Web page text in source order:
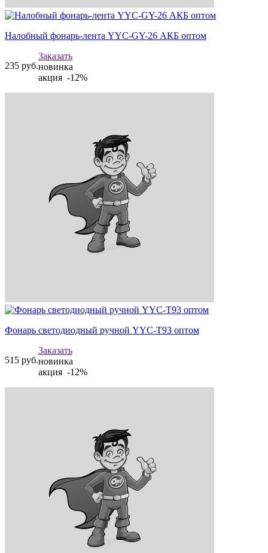
Налобный фонарь-лента YYC-GY-26 АКБ оптом
235 руб.
Заказать
новинка
акция -12%
Фонарь светодиодный ручной YYC-T93 оптом
515 руб.
Заказать
новинка
акция -12%